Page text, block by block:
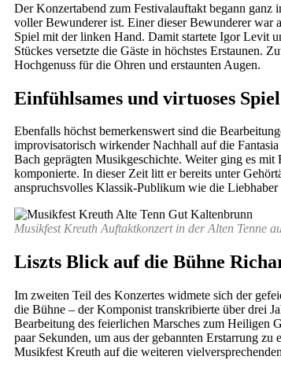
Der Konzertabend zum Festivalauftakt begann ganz
voller Bewunderer ist. Einer dieser Bewunderer war
Spiel mit der linken Hand. Damit startete Igor Levit
Stückes versetzte die Gäste in höchstes Erstaunen.
Hochgenuss für die Ohren und erstaunten Augen.
Einfühlsames und virtuoses Spiel
Ebenfalls höchst bemerkenswert sind die
improvisatorisch wirkender Nachhall auf die
Bach geprägten Musikgeschichte. Weiter ging es mit
komponierte. In dieser Zeit litt er bereits unter
anspruchsvolles Klassik-Publikum wie die
Musikfest Kreuth Auftaktkonzert in der Alten Tenne
Liszts Blick auf die Bühne
Im zweiten Teil des Konzertes widmete sich der
die Bühne – der Komponist transkribierte über drei
Bearbeitung des feierlichen Marsches zum Heiligen
paar Sekunden, um aus der gebannten Erstarrung
Musikfest Kreuth auf die weiteren